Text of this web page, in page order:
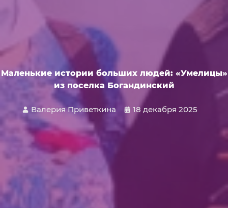
Маленькие истории больших людей: «Умелицы»
из поселка Богандинский
Валерия Приветкина 18 декабря 2025